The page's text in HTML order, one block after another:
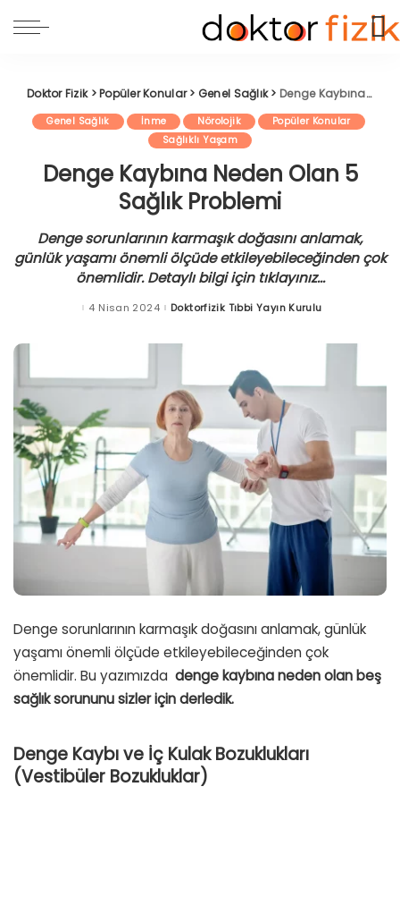
Doktor Fizik>Popüler Konular> Genel Sağlık> Denge Kaybına Neden Olan 5 Sağlık Problemi
Genel Sağlık İnme Nörolojik
Popüler Konular
Sağlıklı Yaşam
Denge Kaybına Neden Olan 5
Sağlık Problemi
Denge sorunlarının karmaşık doğasını anlamak,
günlük yaşamı önemli ölçüde etkileyebileceğinden çok
önemlidir. Detaylı bilgi için tıklayınız...
4 Nisan 2024Posted
Doktorfizik Tıbbi Yayın Kurulu
Denge sorunlarının karmaşık doğasını anlamak, günlük
yaşamı önemli ölçüde etkileyebileceğinden çok
önemlidir. Bu yazımızda denge kaybına neden olan beş
sağlık sorununu sizler için derledik.
Denge Kaybı ve İç Kulak Bozuklukları
(Vestibüler Bozukluklar)